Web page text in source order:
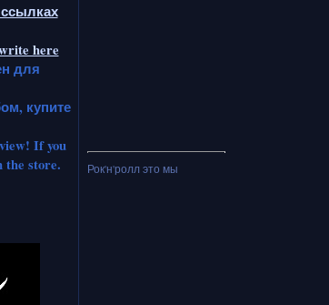
here
для
купите
If you
the store.
Рок'н'ролл это мы